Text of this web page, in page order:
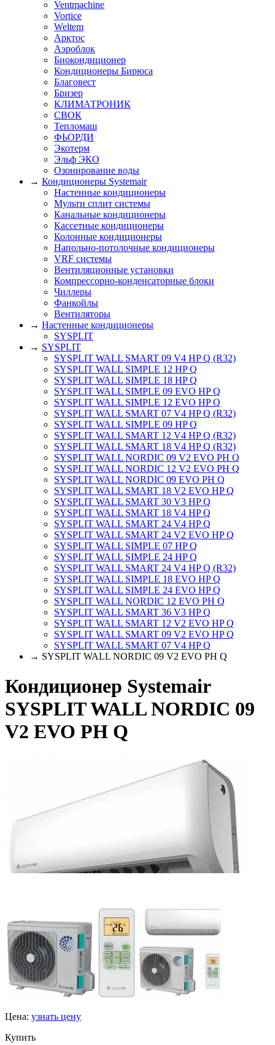
Ventmachine
Vortice
Weltem
Арктос
Аэроблок
Биокондиционер
Кондиционеры Бирюса
Благовест
Бризер
КЛИМАТРОНИК
СВОК
Тепломаш
ФЬОРДИ
Экотерм
Эльф ЭКО
Озонирование воды
→ Кондиционеры Systemair
Настенные кондиционеры
Мульти сплит системы
Канальные кондиционеры
Кассетные кондиционеры
Колонные кондиционеры
Напольно-потолочные кондиционеры
VRF системы
Вентиляционные установки
Компрессорно-конденсаторные блоки
Чиллеры
Фанкойлы
Вентиляторы
→ Настенные кондиционеры
SYSPLIT
→ SYSPLIT
SYSPLIT WALL SMART 09 V4 HP Q (R32)
SYSPLIT WALL SIMPLE 12 HP Q
SYSPLIT WALL SIMPLE 18 HP Q
SYSPLIT WALL SIMPLE 09 EVO HP Q
SYSPLIT WALL SIMPLE 12 EVO HP Q
SYSPLIT WALL SMART 07 V4 HP Q (R32)
SYSPLIT WALL SIMPLE 09 HP Q
SYSPLIT WALL SMART 12 V4 HP Q (R32)
SYSPLIT WALL SMART 18 V4 HP Q (R32)
SYSPLIT WALL NORDIC 09 V2 EVO PH Q
SYSPLIT WALL NORDIC 12 V2 EVO PH Q
SYSPLIT WALL NORDIC 09 EVO PH Q
SYSPLIT WALL SMART 18 V2 EVO HP Q
SYSPLIT WALL SMART 30 V3 HP Q
SYSPLIT WALL SMART 18 V4 HP Q
SYSPLIT WALL SMART 24 V4 HP Q
SYSPLIT WALL SMART 24 V2 EVO HP Q
SYSPLIT WALL SIMPLE 07 HP Q
SYSPLIT WALL SIMPLE 24 HP Q
SYSPLIT WALL SMART 24 V4 HP Q (R32)
SYSPLIT WALL SIMPLE 18 EVO HP Q
SYSPLIT WALL SIMPLE 24 EVO HP Q
SYSPLIT WALL NORDIC 12 EVO PH Q
SYSPLIT WALL SMART 36 V3 HP Q
SYSPLIT WALL SMART 12 V2 EVO HP Q
SYSPLIT WALL SMART 09 V2 EVO HP Q
SYSPLIT WALL SMART 07 V4 HP Q
→ SYSPLIT WALL NORDIC 09 V2 EVO PH Q
Кондиционер Systemair
SYSPLIT WALL NORDIC 09
V2 EVO PH Q
Цена: узнать цену
Купить